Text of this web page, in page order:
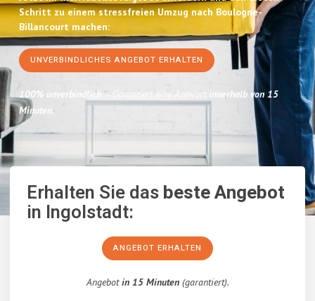
Schritt zu einem stressfreien Umzug nach Boulogne-
Billancourt machen:
UNVERBINDLICHES ANGEBOT ERHALTEN
100% unverbindlich – Garantiert eine Antwort
innerhalb von 15
Minuten.
Erhalten Sie dasbeste Angebot
in Ingolstadt:
ANGEBOT ERHALTEN
Angebotin 15 Minuten(garantiert).